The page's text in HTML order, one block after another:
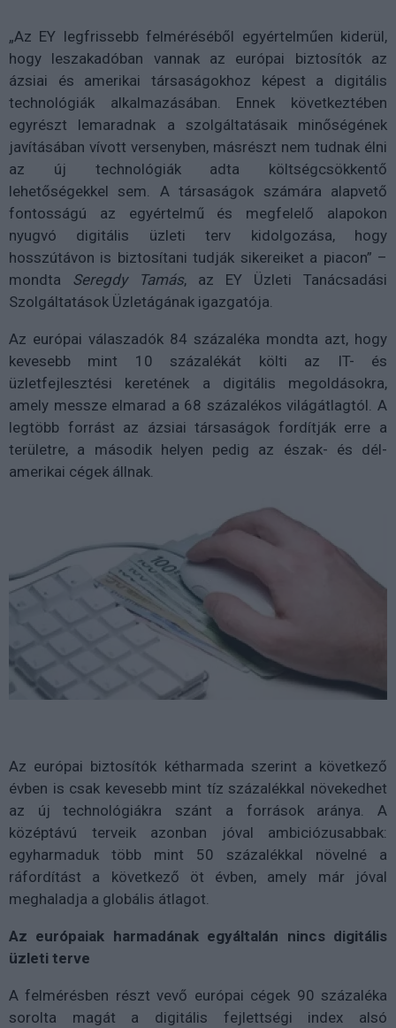
„Az EY legfrissebb felméréséből egyértelműen kiderül,
hogy leszakadóban vannak az európai biztosítók az
ázsiai és amerikai társaságokhoz képest a digitális
technológiák alkalmazásában. Ennek következtében
egyrészt lemaradnak a szolgáltatásaik minőségének
javításában vívott versenyben, másrészt nem tudnak élni
az új technológiák adta költségcsökkentő
lehetőségekkel sem. A társaságok számára alapvető
fontosságú az egyértelmű és megfelelő alapokon
nyugvó digitális üzleti terv kidolgozása, hogy
hosszútávon is biztosítani tudják sikereiket a piacon” –
mondta Seregdy Tamás, az EY Üzleti Tanácsadási
Szolgáltatások Üzletágának igazgatója.
Az európai válaszadók 84 százaléka mondta azt, hogy
kevesebb mint 10 százalékát költi az IT- és
üzletfejlesztési keretének a digitális megoldásokra,
amely messze elmarad a 68 százalékos világátlagtól. A
legtöbb forrást az ázsiai társaságok fordítják erre a
területre, a második helyen pedig az észak- és dél-
amerikai cégek állnak.
Az európai biztosítók kétharmada szerint a következő
évben is csak kevesebb mint tíz százalékkal növekedhet
az új technológiákra szánt a források aránya. A
középtávú terveik azonban jóval ambiciózusabbak:
egyharmaduk több mint 50 százalékkal növelné a
ráfordítást a következő öt évben, amely már jóval
meghaladja a globális átlagot.
Az európaiak harmadának egyáltalán nincs digitális
üzleti terve
A felmérésben részt vevő európai cégek 90 százaléka
sorolta magát a digitális fejlettségi index alsó